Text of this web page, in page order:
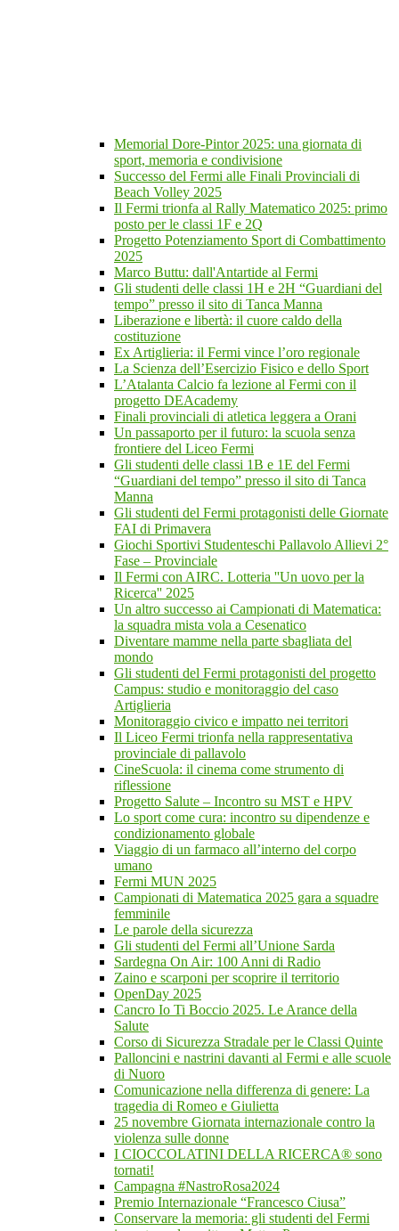
Memorial Dore-Pintor 2025: una giornata di
sport, memoria e condivisione
Successo del Fermi alle Finali Provinciali di
Beach Volley 2025
Il Fermi trionfa al Rally Matematico 2025: primo
posto per le classi 1F e 2Q
Progetto Potenziamento Sport di Combattimento
2025
Marco Buttu: dall'Antartide al Fermi
Gli studenti delle classi 1H e 2H “Guardiani del
tempo” presso il sito di Tanca Manna
Liberazione e libertà: il cuore caldo della
costituzione
Ex Artiglieria: il Fermi vince l’oro regionale
La Scienza dell’Esercizio Fisico e dello Sport
L’Atalanta Calcio fa lezione al Fermi con il
progetto DEAcademy
Finali provinciali di atletica leggera a Orani
Un passaporto per il futuro: la scuola senza
frontiere del Liceo Fermi
Gli studenti delle classi 1B e 1E del Fermi
“Guardiani del tempo” presso il sito di Tanca
Manna
Gli studenti del Fermi protagonisti delle Giornate
FAI di Primavera
Giochi Sportivi Studenteschi Pallavolo Allievi 2°
Fase – Provinciale
Il Fermi con AIRC. Lotteria ''Un uovo per la
Ricerca'' 2025
Un altro successo ai Campionati di Matematica:
la squadra mista vola a Cesenatico
Diventare mamme nella parte sbagliata del
mondo
Gli studenti del Fermi protagonisti del progetto
Campus: studio e monitoraggio del caso
Artiglieria
Monitoraggio civico e impatto nei territori
Il Liceo Fermi trionfa nella rappresentativa
provinciale di pallavolo
CineScuola: il cinema come strumento di
riflessione
Progetto Salute – Incontro su MST e HPV
Lo sport come cura: incontro su dipendenze e
condizionamento globale
Viaggio di un farmaco all’interno del corpo
umano
Fermi MUN 2025
Campionati di Matematica 2025 gara a squadre
femminile
Le parole della sicurezza
Gli studenti del Fermi all’Unione Sarda
Sardegna On Air: 100 Anni di Radio
Zaino e scarponi per scoprire il territorio
OpenDay 2025
Cancro Io Ti Boccio 2025. Le Arance della
Salute
Corso di Sicurezza Stradale per le Classi Quinte
Palloncini e nastrini davanti al Fermi e alle scuole
di Nuoro
Comunicazione nella differenza di genere: La
tragedia di Romeo e Giulietta
25 novembre Giornata internazionale contro la
violenza sulle donne
I CIOCCOLATINI DELLA RICERCA® sono
tornati!
Campagna #NastroRosa2024
Premio Internazionale “Francesco Ciusa”
Conservare la memoria: gli studenti del Fermi